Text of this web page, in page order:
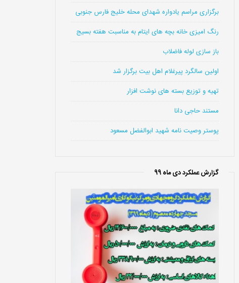
برگزاری مراسم یادواره شهدای محله خلیج فارس جنوبی
رنگ امیزی خانه بچه های ایتام به مناسبت هفته بسیج
باز سازی لوله فاضلاب
اولین سالگرد پیرغلام اهل بیت برگزار شد
تهیه و توزیع بسته های نوشت افزار
مستند حاجی دانا
پوستر وصیت نامه شهید ابوالفضل مسعود
گزارش عملکرد دی ماه 99